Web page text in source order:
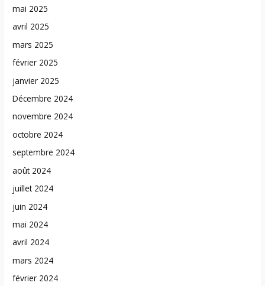
mai 2025
avril 2025
mars 2025
février 2025
janvier 2025
Décembre 2024
novembre 2024
octobre 2024
septembre 2024
août 2024
juillet 2024
juin 2024
mai 2024
avril 2024
mars 2024
février 2024